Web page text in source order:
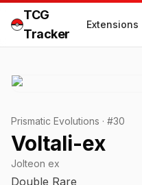
TCG
Tracker
Extensions
Prismatic Evolutions · #30
Voltali-ex
Jolteon ex
Double Rare